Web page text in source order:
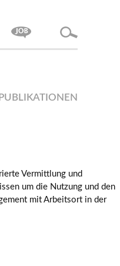
PUBLIKATIONEN
Vermittlung und
um die Nutzung und den
mit Arbeitsort in der